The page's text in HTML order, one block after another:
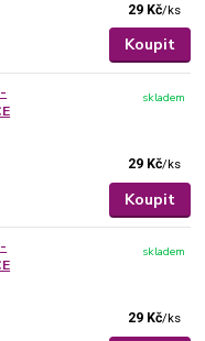
29 Kč/ks
Koupit
29 Kč/ks
skladem
Koupit
29 Kč/ks
skladem